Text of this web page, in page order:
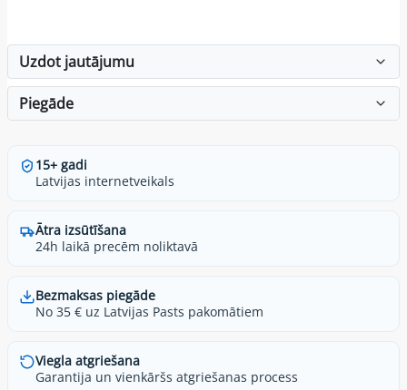
Uzdot jautājumu
Piegāde
15+ gadi
Latvijas internetveikals
Ātra izsūtīšana
24h laikā precēm noliktavā
Bezmaksas piegāde
No 35 € uz Latvijas Pasts pakomātiem
Viegla atgriešana
Garantija un vienkāršs atgriešanas process